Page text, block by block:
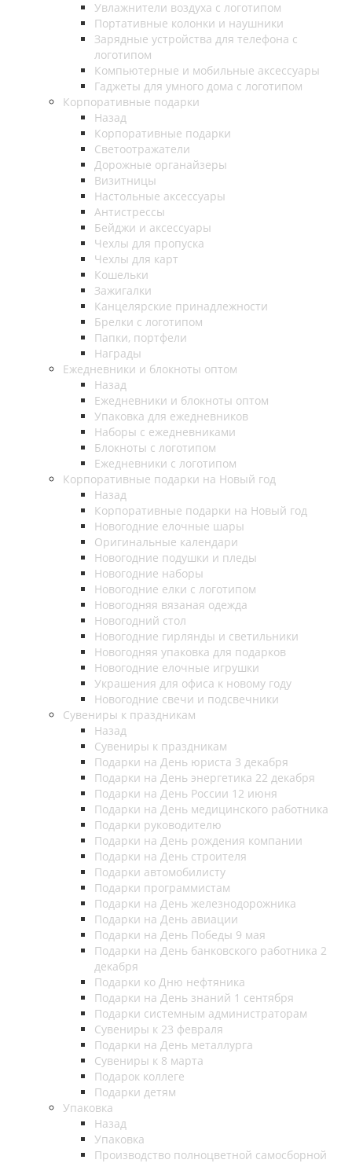
Увлажнители воздуха с логотипом
Портативные колонки и наушники
Зарядные устройства для телефона с
логотипом
Компьютерные и мобильные аксессуары
Гаджеты для умного дома с логотипом
Корпоративные подарки
Назад
Корпоративные подарки
Светоотражатели
Дорожные органайзеры
Визитницы
Настольные аксессуары
Антистрессы
Бейджи и аксессуары
Чехлы для пропуска
Чехлы для карт
Кошельки
Зажигалки
Канцелярские принадлежности
Брелки с логотипом
Папки, портфели
Награды
Ежедневники и блокноты оптом
Назад
Ежедневники и блокноты оптом
Упаковка для ежедневников
Наборы с ежедневниками
Блокноты с логотипом
Ежедневники с логотипом
Корпоративные подарки на Новый год
Назад
Корпоративные подарки на Новый год
Новогодние елочные шары
Оригинальные календари
Новогодние подушки и пледы
Новогодние наборы
Новогодние елки с логотипом
Новогодняя вязаная одежда
Новогодний стол
Новогодние гирлянды и светильники
Новогодняя упаковка для подарков
Новогодние елочные игрушки
Украшения для офиса к новому году
Новогодние свечи и подсвечники
Сувениры к праздникам
Назад
Сувениры к праздникам
Подарки на День юриста 3 декабря
Подарки на День энергетика 22 декабря
Подарки на День России 12 июня
Подарки на День медицинского работника
Подарки руководителю
Подарки на День рождения компании
Подарки на День строителя
Подарки автомобилисту
Подарки программистам
Подарки на День железнодорожника
Подарки на День авиации
Подарки на День Победы 9 мая
Подарки на День банковского работника 2
декабря
Подарки ко Дню нефтяника
Подарки на День знаний 1 сентября
Подарки системным администраторам
Сувениры к 23 февраля
Подарки на День металлурга
Сувениры к 8 марта
Подарок коллеге
Подарки детям
Упаковка
Назад
Упаковка
Производство полноцветной самосборной